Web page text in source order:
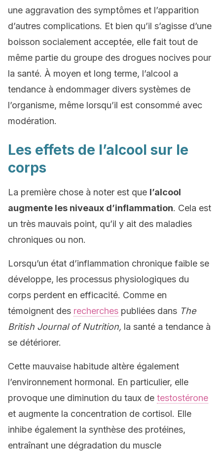
une aggravation des symptômes et l’apparition
d’autres complications. Et bien qu’il s’agisse d’une
boisson socialement acceptée, elle fait tout de
même partie du groupe des drogues nocives pour
la santé. À moyen et long terme, l’alcool a
tendance à endommager divers systèmes de
l’organisme, même lorsqu’il est consommé avec
modération.
Les effets de l’alcool sur le
corps
La première chose à noter est que l’alcool
augmente les niveaux d’inflammation. Cela est
un très mauvais point, qu’il y ait des maladies
chroniques ou non.
Lorsqu’un état d’inflammation chronique faible se
développe, les processus physiologiques du
corps perdent en efficacité. Comme en
témoignent des recherches publiées dans The
British Journal of Nutrition, la santé a tendance à
se détériorer.
Cette mauvaise habitude altère également
l’environnement hormonal. En particulier, elle
provoque une diminution du taux de testostérone
et augmente la concentration de cortisol. Elle
inhibe également la synthèse des protéines,
entraînant une dégradation du muscle